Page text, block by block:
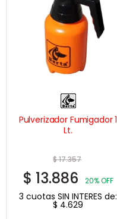
Pulverizador Fumigador 1
Lt.
$17.357
$ 13.886 20% OFF
3 cuotas SIN INTERES de:
$ 4.629